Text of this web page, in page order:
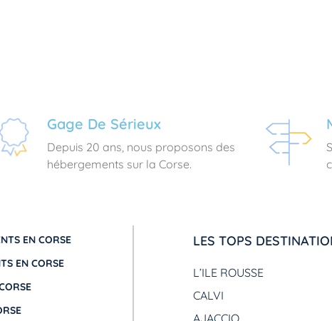
Gage De Sérieux
Depuis 20 ans, nous proposons des
hébergements sur la Corse.
EN CORSE
EN CORSE
LES TOPS
L’ILE ROUSSE
CALVI
AJACCIO